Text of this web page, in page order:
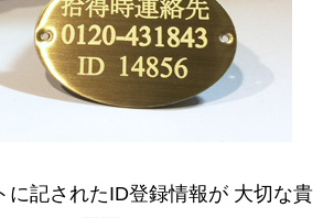
に記されたID登録情報が 大切な貴